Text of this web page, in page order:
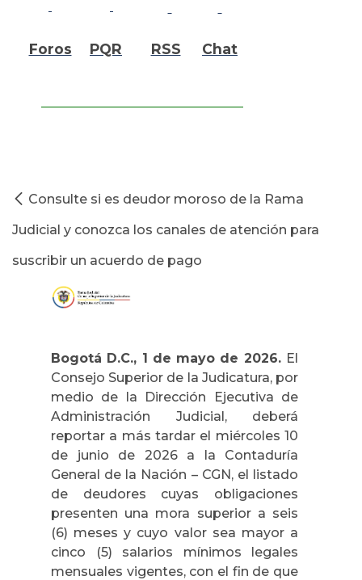
Foros PQR RSS Chat
Consulte si es deudor moroso de la Rama
Judicial y conozca los canales de atención para
suscribir un acuerdo de pago
Bogotá D.C., 1 de mayo de 2026. El
Consejo Superior de la Judicatura, por
medio de la Dirección Ejecutiva de
Administración Judicial, deberá
reportar a más tardar el miércoles 10
de junio de 2026 a la Contaduría
General de la Nación – CGN, el listado
de deudores cuyas obligaciones
presenten una mora superior a seis
(6) meses y cuyo valor sea mayor a
cinco (5) salarios mínimos legales
mensuales vigentes, con el fin de que